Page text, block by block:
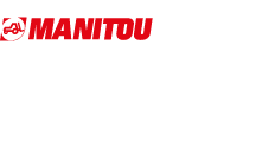
Aller
au